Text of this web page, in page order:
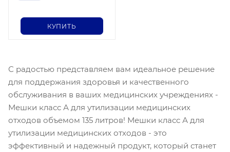
КУПИТЬ
С радостью представляем вам идеальное решение
для поддержания здоровья и качественного
обслуживания в ваших медицинских учреждениях -
Мешки класс А для утилизации медицинских
отходов объемом 135 литров! Мешки класс А для
утилизации медицинских отходов - это
эффективный и надежный продукт, который станет